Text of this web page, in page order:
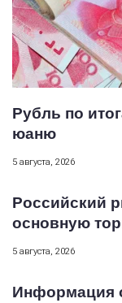
Рубль по
юаню
5 августа, 2026
Российский
основную
5 августа, 2026
Информация